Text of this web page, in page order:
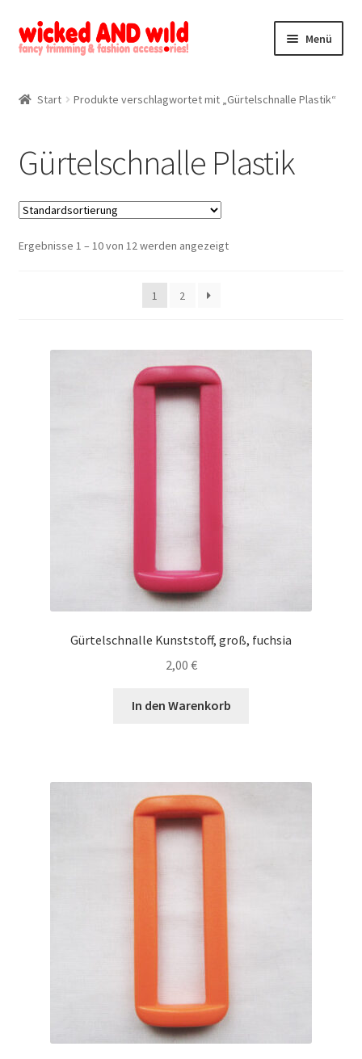
Zur
Navigation
Zum
Inhalt
Menü
Mein Konto
Kontakt
Start Produkte verschlagwortet mit „Gürtelschnalle Plastik“
Gürtelschnalle Plastik
Ergebnisse 1 – 10 von 12 werden angezeigt
1 2
Gürtelschnalle Kunststoff, groß, fuchsia
2,00 €
In den Warenkorb